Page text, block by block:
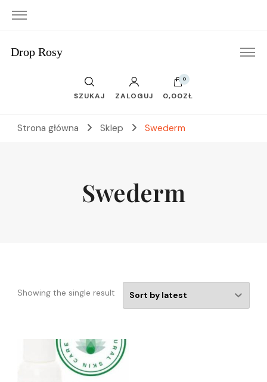
Drop Rosy
SZUKAJ ZALOGUJ
0
0,00ZŁ
Strona główna Sklep Swederm
Swederm
Showing the single result